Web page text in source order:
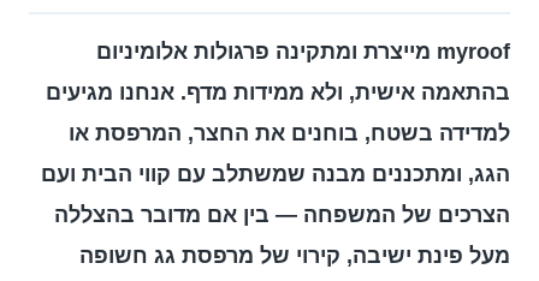
myroof מייצרת ומתקינה פרגולות אלומיניום
בהתאמה אישית, ולא ממידות מדף. אנחנו מגיעים
למדידה בשטח, בוחנים את החצר, המרפסת או
הגג, ומתכננים מבנה שמשתלב עם קווי הבית ועם
הצרכים של המשפחה — בין אם מדובר בהצללה
מעל פינת ישיבה, קירוי של מרפסת גג חשופה